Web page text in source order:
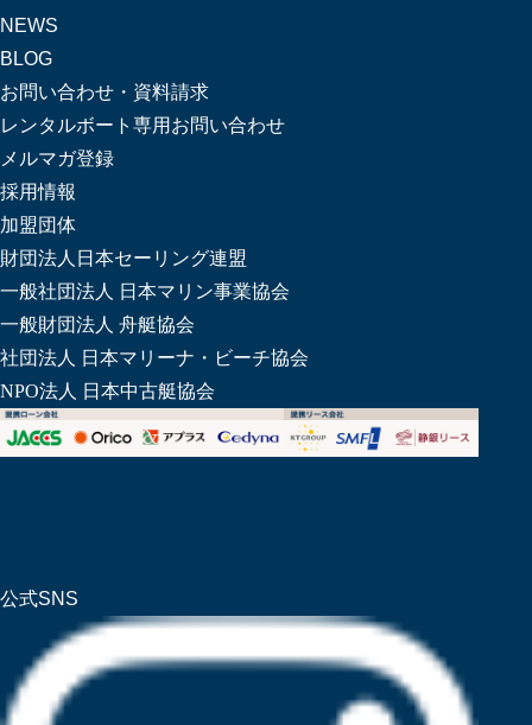
NEWS
BLOG
お問い合わせ・資料請求
レンタルボート専用お問い合わせ
メルマガ登録
採用情報
加盟団体
財団法人日本セーリング連盟
一般社団法人 日本マリン事業協会
一般財団法人 舟艇協会
社団法人 日本マリーナ・ビーチ協会
NPO法人 日本中古艇協会
公式SNS